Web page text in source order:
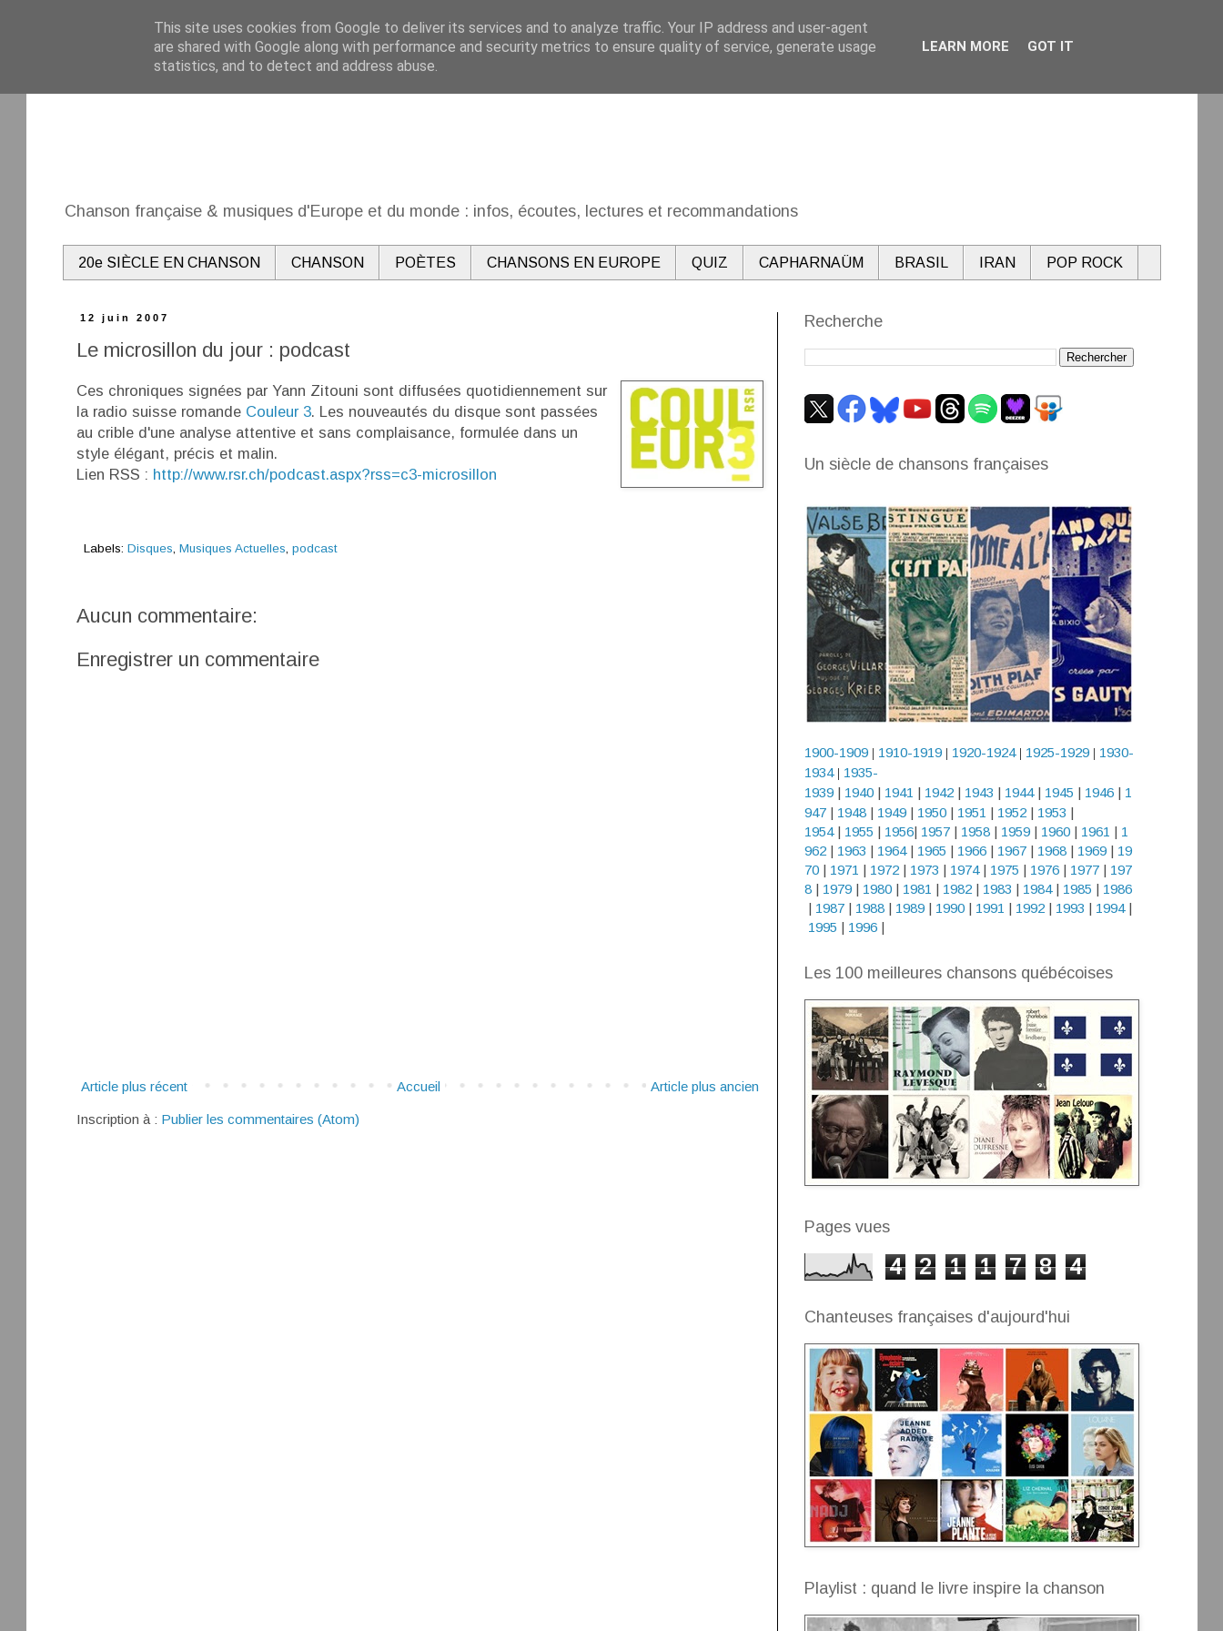
Chanson française & musiques d'Europe et du monde : infos, écoutes, lectures et recommandations
20e SIÈCLE EN CHANSON CHANSON POÈTES CHANSONS EN EUROPE QUIZ CAPHARNAÜM BRASIL IRAN POP ROCK
12 juin 2007
Le microsillon du jour : podcast
Ces chroniques signées par Yann Zitouni sont diffusées quotidiennement sur
la radio suisse romande Couleur 3. Les nouveautés du disque sont passées
au crible d'une analyse attentive et sans complaisance, formulée dans un
style élégant, précis et malin.
Lien RSS : http://www.rsr.ch/podcast.aspx?rss=c3-microsillon
Labels: Disques Musiques Actuelles podcast
Aucun commentaire:
Enregistrer un commentaire
Article plus récent Article plus ancien
Accueil
Inscription à : Publier les commentaires (Atom)
Recherche
Un siècle de chansons françaises
1900-1909| 1910-1919| 1920-1924| 1925-1929| 1930-
1934| 1935-
1939 | 1940| 1941 | 1942| 1943 | 1944 | 1945 | 1946 | 1
947 | 1948 | 1949 | 1950 | 1951 | 1952 | 1953 |
1954| 1955 | 1956| 1957| 1958| 1959| 1960| 1961 | 1
962| 1963 | 1964| 1965 | 1966 | 1967| 1968| 1969| 19
70| 1971 | 1972| 1973 | 1974| 1975 | 1976| 1977| 197
8| 1979| 1980| 1981 | 1982| 1983 | 1984| 1985 | 1986
| 1987| 1988| 1989| 1990| 1991 | 1992| 1993 | 1994|
1995 | 1996|
Les 100 meilleures chansons québécoises
Pages vues
4 2 1 1 7 8 4
Chanteuses françaises d'aujourd'hui
Playlist : quand le livre inspire la chanson
This site uses cookies from Google to deliver its services and to analyze traffic. Your IP address and user-agent
are shared with Google along with performance and security metrics to ensure quality of service, generate usage
statistics, and to detect and address abuse.
LEARN MORE GOT IT